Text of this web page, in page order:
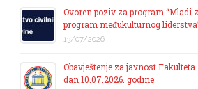
Ovoren poziv za program “Mladi
program međukulturnog
13/07/2026
Obavještenje za javnost
dan 10.07.2026. godine